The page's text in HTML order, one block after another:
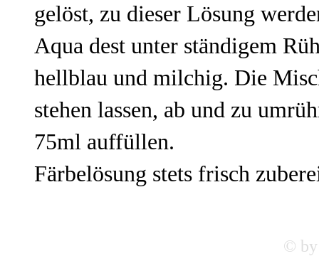
gelöst, zu dieser Lösung
Aqua dest unter ständigem
hellblau und milchig. Die
stehen lassen, ab und zu
75ml auffüllen.
Färbelösung stets frisch
©